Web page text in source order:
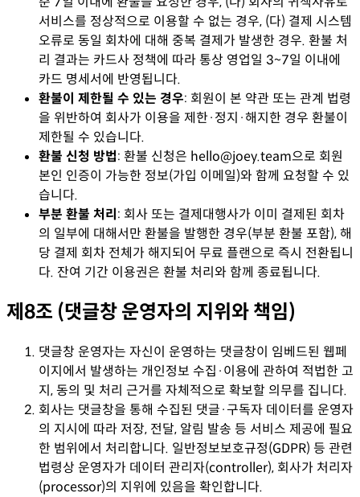
서비스를 정상적으로 이용할 수 없는 경우, (다) 결제 시스템
오류로 동일 회차에 대해 중복 결제가 발생한 경우. 환불 처
리 결과는 카드사 정책에 따라 통상 영업일 3~7일 이내에
카드 명세서에 반영됩니다.
환불이 제한될 수 있는 경우: 회원이 본 약관 또는 관계 법령
을 위반하여 회사가 이용을 제한·정지·해지한 경우 환불이
제한될 수 있습니다.
환불 신청 방법: 환불 신청은 hello@joey.team으로 회원
본인 인증이 가능한 정보(가입 이메일)와 함께 요청할 수 있
습니다.
부분 환불 처리: 회사 또는 결제대행사가 이미 결제된 회차
의 일부에 대해서만 환불을 발행한 경우(부분 환불 포함), 해
당 결제 회차 전체가 해지되어 무료 플랜으로 즉시 전환됩니
다. 잔여 기간 이용권은 환불 처리와 함께 종료됩니다.
제8조 (댓글창 운영자의 지위와 책임)
댓글창 운영자는 자신이 운영하는 댓글창이 임베드된 웹페
이지에서 발생하는 개인정보 수집·이용에 관하여 적법한 고
지, 동의 및 처리 근거를 자체적으로 확보할 의무를 집니다.
회사는 댓글창을 통해 수집된 댓글·구독자 데이터를 운영자
의 지시에 따라 저장, 전달, 알림 발송 등 서비스 제공에 필요
한 범위에서 처리합니다. 일반정보보호규정(GDPR) 등 관련
법령상 운영자가 데이터 관리자(controller), 회사가 처리자
(processor)의 지위에 있음을 확인합니다.